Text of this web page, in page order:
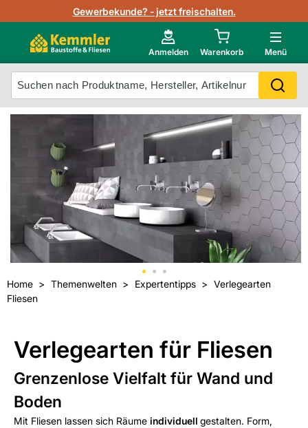
Gewerbekunde? - jetzt freischalten.
Anmelden Warenkorb Menü
Lagerbestand in Echtzeit
Nutzerverwaltung
Photovoltaik Konfigurator
Starker Service
Technische Daten & Merkblätter
Videos
Neu im Onlineshop?
Mein Konto
Kunden kauften auch
Unsere Kemmler-Marke
Home Themenwelten Expertentipps
Verlegearten
Fliesen
Verlegearten für Fliesen
Grenzenlose Vielfalt für Wand und
Boden
Mit Fliesen lassen sich Räume individuell gestalten. Form,